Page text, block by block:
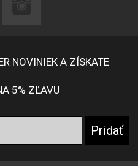
NOVINIEK A ZÍSKATE
5% ZĽAVU